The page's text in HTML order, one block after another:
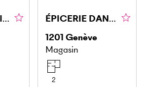
PLUS DISPONIBLE PLUS DISPONIBLE
ÉPICERIE DANS UNE RUE PASSANTE
1201 Genève
Magasin
2